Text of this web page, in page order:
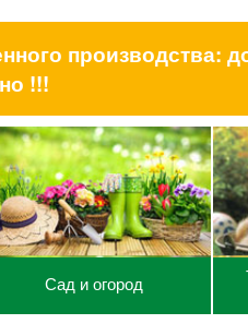
производства:
!!!
Сад и огород